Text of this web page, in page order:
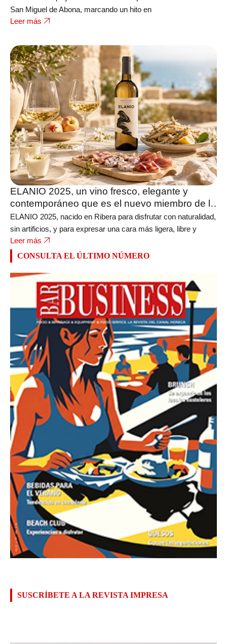
San Miguel de Abona, marcando un hito en
Leer más
ELANIO 2025, un vino fresco, elegante y
contemporáneo que es el nuevo miembro de la
bodega FERRATUS
ELANIO 2025, nacido en Ribera para disfrutar con naturalidad,
sin artificios, y para expresar una cara más ligera, libre y
Leer más
CONSULTA EL ÚLTIMO NÚMERO
SUSCRÍBETE A LA REVISTA IMPRESA